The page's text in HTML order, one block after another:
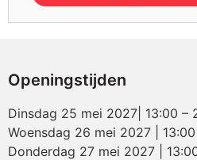
Openingstijden
Dinsdag 25 mei 2027| 13:00 –
Woensdag 26 mei 2027 |
Donderdag 27 mei 2027 |